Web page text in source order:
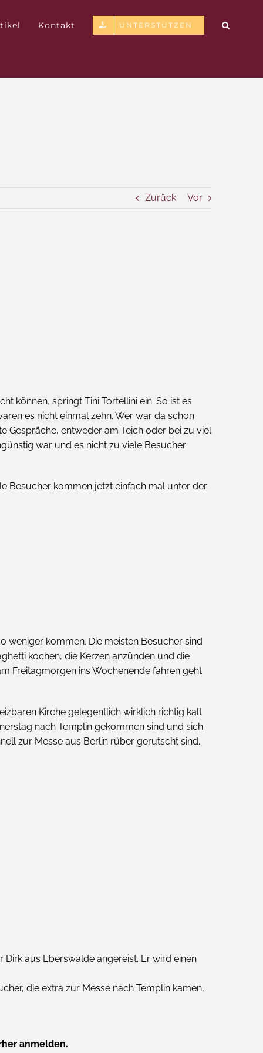
Kontakt UNTERSTÜTZEN
Zurück Vor
können, springt Tini Tortellini ein. So ist es
es nicht einmal zehn. Wer war da schon
Gespräche, entweder am Teich oder bei zu viel
war und es nicht zu viele Besucher
Besucher kommen jetzt einfach mal unter der
weniger kommen. Die meisten Besucher sind
kochen, die Kerzen anzünden und die
Freitagmorgen ins Wochenende fahren geht
Kirche gelegentlich wirklich richtig kalt
nach Templin gekommen sind und sich
zur Messe aus Berlin rüber gerutscht sind.
aus Eberswalde angereist. Er wird einen
die extra zur Messe nach Templin kamen,
anmelden.